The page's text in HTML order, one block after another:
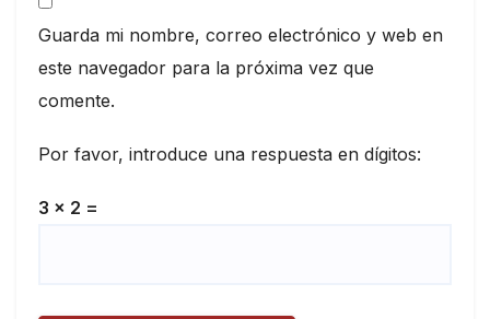
Guarda mi nombre, correo electrónico y web en
este navegador para la próxima vez que
comente.
Por favor, introduce una respuesta en dígitos:
3 × 2 =